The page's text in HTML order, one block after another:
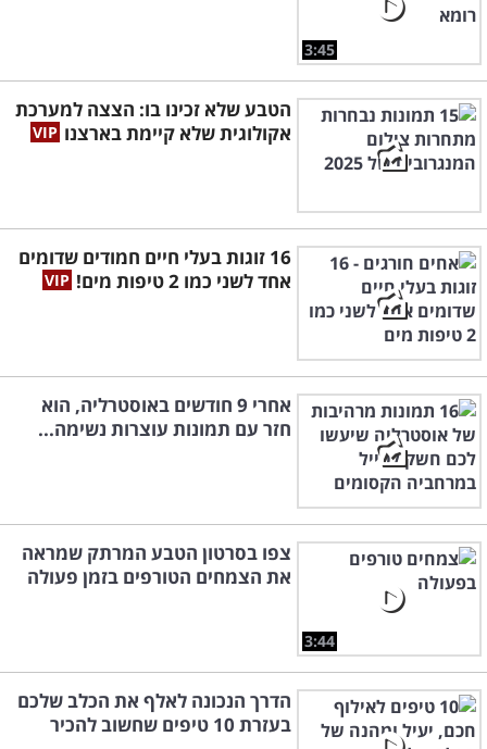
3:45
הטבע שלא זכינו בו: הצצה למערכת
אקולוגית שלא קיימת בארצנו
16 זוגות בעלי חיים חמודים שדומים
אחד לשני כמו 2 טיפות מים!
אחרי 9 חודשים באוסטרליה, הוא
חזר עם תמונות עוצרות נשימה...
3:44
צפו בסרטון הטבע המרתק שמראה
את הצמחים הטורפים בזמן פעולה
הדרך הנכונה לאלף את הכלב שלכם
בעזרת 10 טיפים שחשוב להכיר